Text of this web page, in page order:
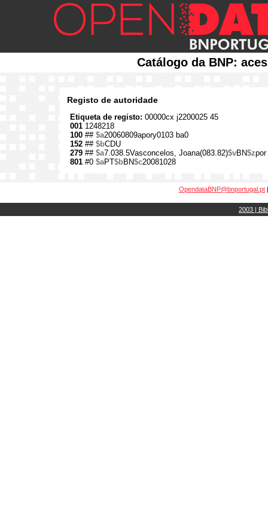
Catálogo da BNP:
Registo de autoridade
Etiqueta de registo: 00000cx j2200025 45
001 1248218
100 ## $a20060809apory0103 ba0
152 ## $bCDU
279 ## $a7.038.5Vasconcelos, Joana(083.82)$vBN$zpor
801 #0 $aPT$bBN$c20081028
OpendataBNP@bnportugal.pt
2003 |